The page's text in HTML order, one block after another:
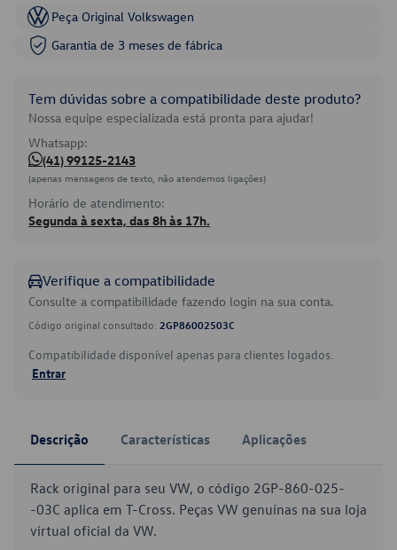
Peça Original Volkswagen
Garantia de 3 meses de fábrica
Tem dúvidas sobre a compatibilidade deste produto?
Nossa equipe especializada está pronta para ajudar!
Whatsapp:
(41) 99125-2143
(apenas mensagens de texto, não atendemos ligações)
Horário de atendimento:
Segunda à sexta, das 8h às 17h.
Verifique a compatibilidade
Consulte a compatibilidade fazendo login na sua conta.
Código original consultado: 2GP86002503C
Compatibilidade disponível apenas para clientes logados.
Entrar
Descrição Características Aplicações
Rack original para seu VW, o código 2GP-860-025-
-03C aplica em T-Cross. Peças VW genuínas na sua loja
virtual oficial da VW.